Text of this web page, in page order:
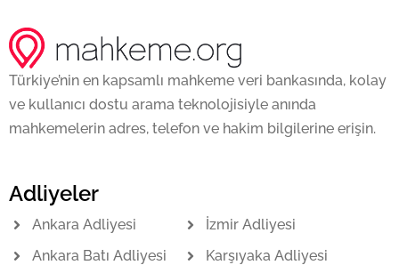
Türkiye’nin en kapsamlı mahkeme veri bankasında, kolay
ve kullanıcı dostu arama teknolojisiyle anında
mahkemelerin adres, telefon ve hakim bilgilerine erişin.
Adliyeler
Ankara Adliyesi
Ankara Batı Adliyesi
İzmir Adliyesi
Karşıyaka Adliyesi